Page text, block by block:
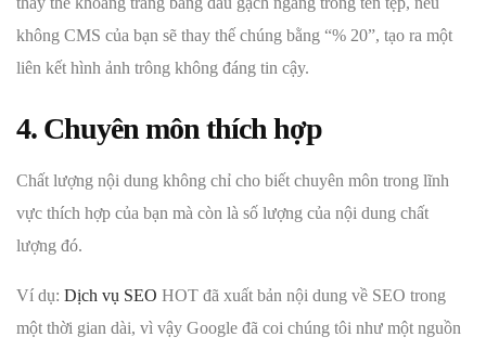
không CMS của bạn sẽ thay thế chúng bằng “% 20”, tạo ra một
liên kết hình ảnh trông không đáng tin cậy.
4. Chuyên môn thích hợp
Chất lượng nội dung không chỉ cho biết chuyên môn trong lĩnh
vực thích hợp của bạn mà còn là số lượng của nội dung chất
lượng đó.
Ví dụ: Dịch vụ SEO HOT đã xuất bản nội dung về SEO trong
một thời gian dài, vì vậy Google đã coi chúng tôi như một nguồn